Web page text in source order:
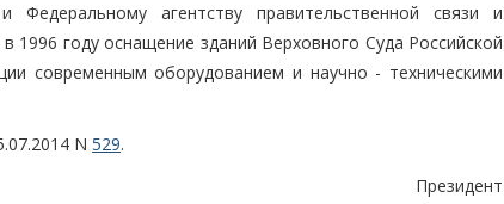
агентству правительственной связи и
году оснащение зданий Верховного Суда Российской
современным оборудованием и научно - техническими
N 529.
Президент